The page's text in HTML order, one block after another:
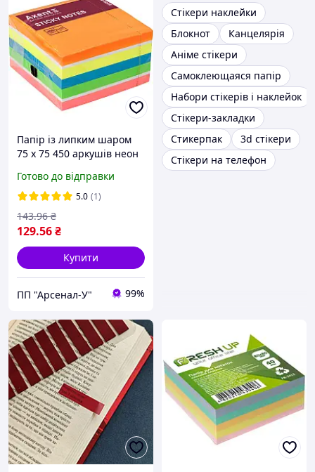
Папір із липким шаром
75 х 75 450 аркушів неон
Готово до відправки
5.0 (1)
129.56₴
143.96 ₴
Купити
ПП "Арсенал-У" 99%
Стікери наклейки
Блокнот
Канцелярія
Аніме стікери
Самоклеющаяся папір
Набори стікерів і наклейок
Стікери-закладки
Стикерпак
3d стікери
Стікери на телефон